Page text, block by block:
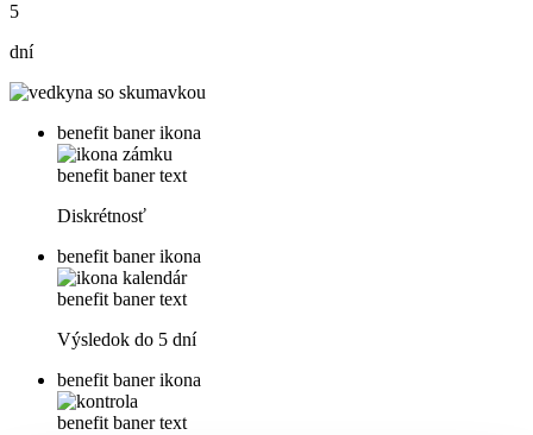
5
dní
benefit baner ikona
benefit baner text
Diskrétnosť
benefit baner ikona
benefit baner text
Výsledok do 5 dní
benefit baner ikona
benefit baner text